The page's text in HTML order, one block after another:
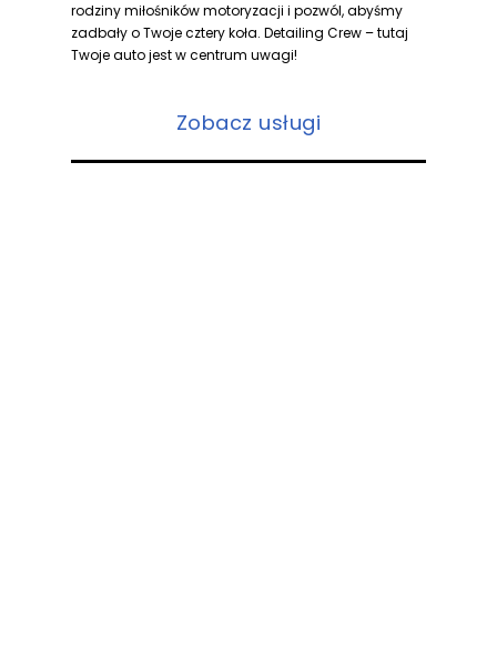
rodziny miłośników motoryzacji i pozwól, abyśmy
zadbały o Twoje cztery koła. Detailing Crew – tutaj
Twoje auto jest w centrum uwagi!
Zobacz usługi